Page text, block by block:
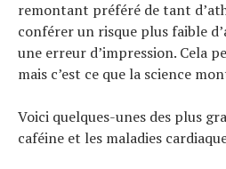
remontant préféré de tant
conférer un risque plus faible
une erreur d’impression. Cela
mais c’est ce que la science
Voici quelques-unes des plus
caféine et les maladies